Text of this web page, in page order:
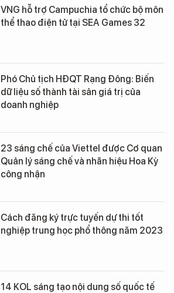
VNG hỗ trợ Campuchia tổ chức bộ môn
thể thao điện tử tại SEA Games 32
Phó Chủ tịch HĐQT Rạng Đông: Biến
dữ liệu số thành tài sản giá trị của
doanh nghiệp
23 sáng chế của Viettel được Cơ quan
Quản lý sáng chế và nhãn hiệu Hoa Kỳ
công nhận
Cách đăng ký trực tuyến dự thi tốt
nghiệp trung học phổ thông năm 2023
14 KOL sáng tạo nội dung số quốc tế